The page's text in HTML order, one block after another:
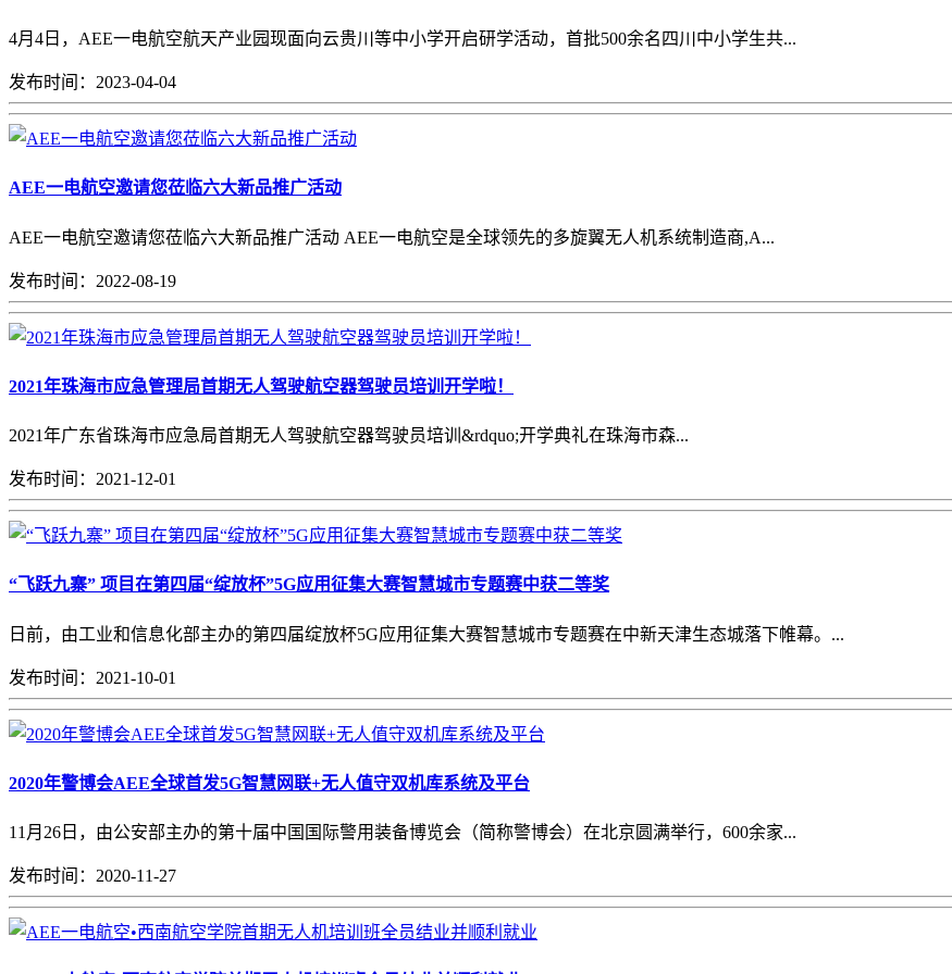
4月4日，AEE一电航空航天产业园现面向云贵川等中小学开启研学活动，首批500余名四川中小学生共...
发布时间：2023-04-04
AEE一电航空邀请您莅临六大新品推广活动
AEE一电航空邀请您莅临六大新品推广活动 AEE一电航空是全球领先的多旋翼无人机系统制造商,A...
发布时间：2022-08-19
2021年珠海市应急管理局首期无人驾驶航空器驾驶员培训开学啦！
2021年广东省珠海市应急局首期无人驾驶航空器驾驶员培训&rdquo;开学典礼在珠海市森...
发布时间：2021-12-01
“飞跃九寨” 项目在第四届“绽放杯”5G应用征集大赛智慧城市专题赛中获二等奖
日前，由工业和信息化部主办的第四届绽放杯5G应用征集大赛智慧城市专题赛在中新天津生态城落下帷幕。...
发布时间：2021-10-01
2020年警博会AEE全球首发5G智慧网联+无人值守双机库系统及平台
11月26日，由公安部主办的第十届中国国际警用装备博览会（简称警博会）在北京圆满举行，600余家...
发布时间：2020-11-27